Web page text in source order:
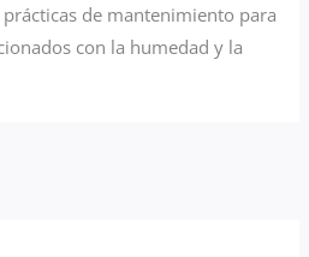
de mantenimiento para
con la humedad y la